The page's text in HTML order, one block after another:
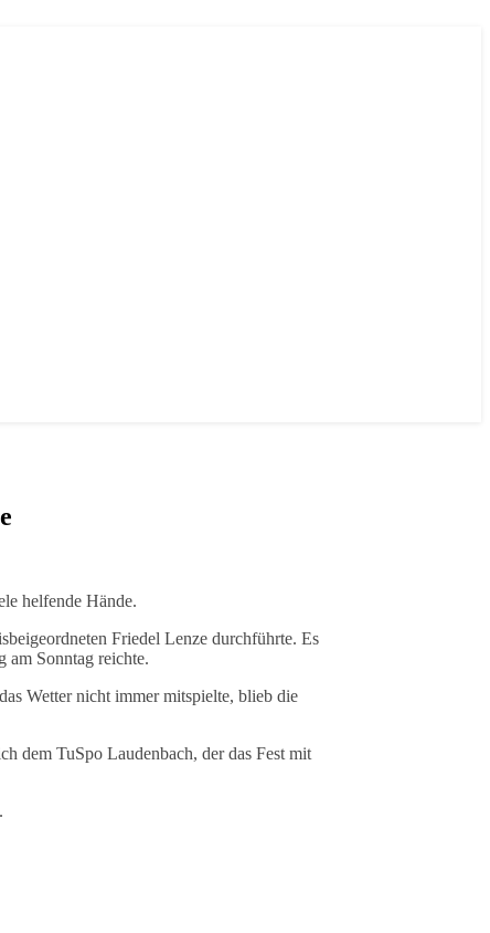
helfende Hände.
Friedel Lenze durchführte. Es
am Sonntag reichte.
Wetter nicht immer mitspielte, blieb die
dem TuSpo Laudenbach, der das Fest mit